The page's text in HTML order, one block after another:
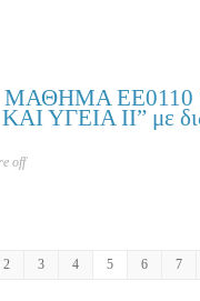
ΕΕ0110
ΙΙ” με
off
2 3 4 5 6 7